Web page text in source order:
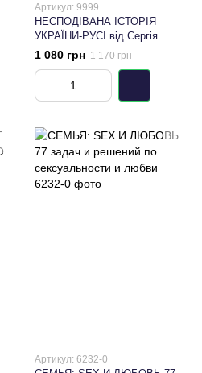
Артикул: 9999
НЕСПОДІВАНА ІСТОРІЯ
УКРАЇНИ-РУСІ від Сергія
Піддубного
1 080 грн 1 170 грн
Артикул: 6232-0